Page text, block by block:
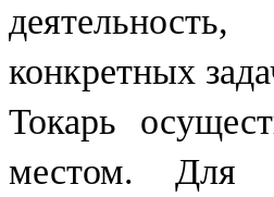
конкретных
Токарь
местом. Для